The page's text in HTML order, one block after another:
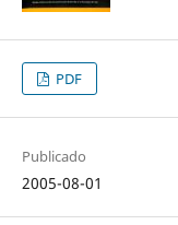
PDF
Publicado
2005-08-01